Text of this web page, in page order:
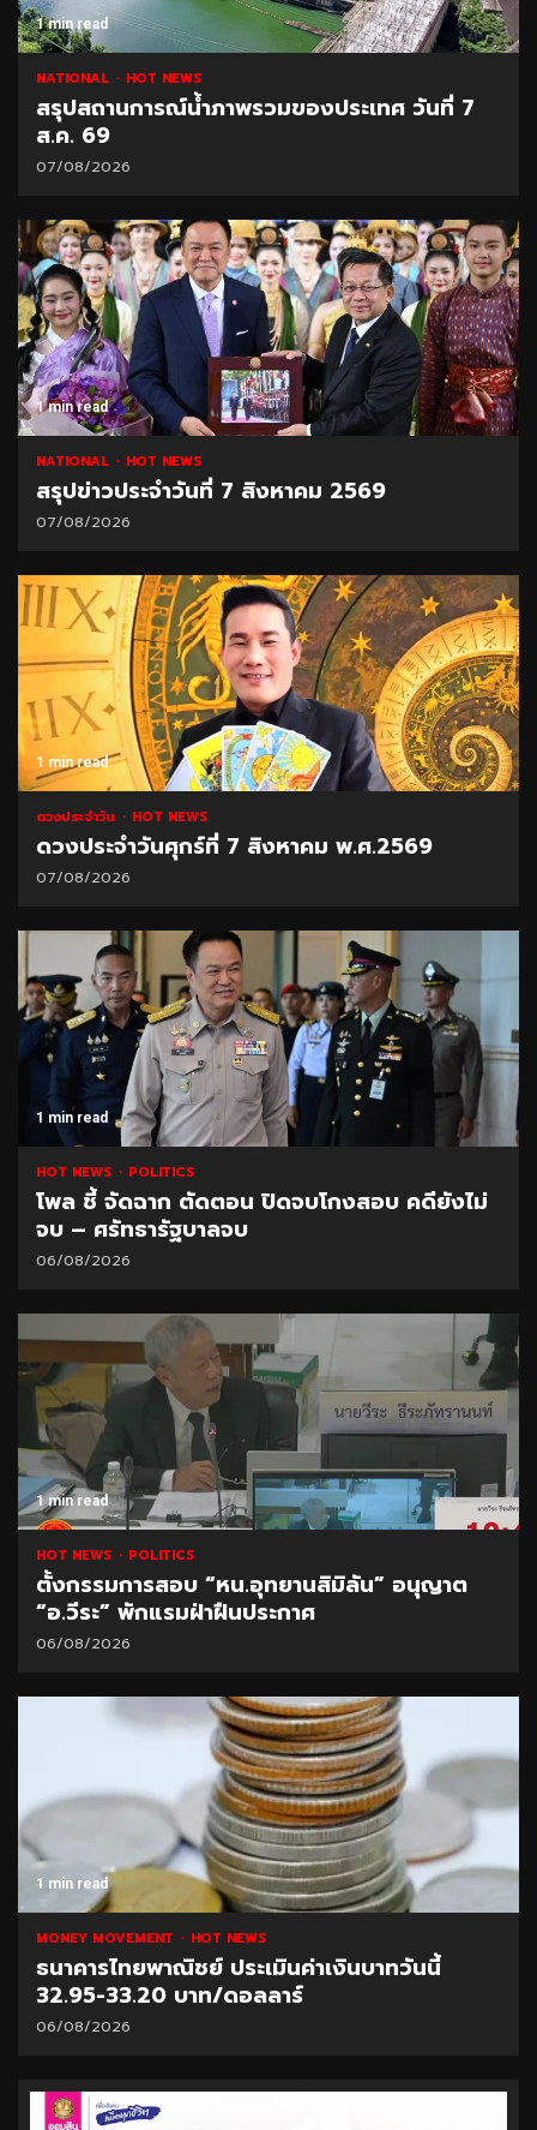
1 min read
NATIONAL HOT NEWS
สรุปสถานการณ์น้ำภาพรวมของประเทศ วันที่ 7
ส.ค. 69
07/08/2026
1 min read
NATIONAL HOT NEWS
สรุปข่าวประจำวันที่ 7 สิงหาคม 2569
07/08/2026
1 min read
ดวงประจำวัน HOT NEWS
ดวงประจำวันศุกร์ที่ 7 สิงหาคม พ.ศ.2569
07/08/2026
1 min read
HOT NEWS POLITICS
โพล ชี้ จัดฉาก ตัดตอน ปิดจบโกงสอบ คดียังไม่
จบ – ศรัทธารัฐบาลจบ
06/08/2026
1 min read
HOT NEWS POLITICS
ตั้งกรรมการสอบ “หน.อุทยานสิมิลัน” อนุญาต
“อ.วีระ” พักแรมฝ่าฝืนประกาศ
06/08/2026
1 min read
MONEY MOVEMENT HOT NEWS
ธนาคารไทยพาณิชย์ ประเมินค่าเงินบาทวันนี้
32.95-33.20 บาท/ดอลลาร์
06/08/2026